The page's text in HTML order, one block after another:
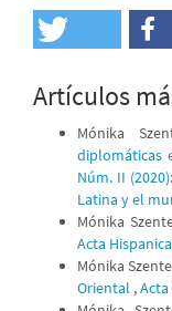
Artículos
Mónika
diplomáticas
Núm. II
Latina y el
Mónika
Acta
Mónika
Oriental ,Acta